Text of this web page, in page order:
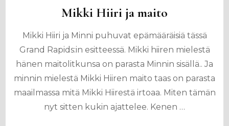
Mikki Hiiri ja maito
Mikki Hiiri ja Minni puhuvat epämääräisiä tässä
Grand Rapids:in esitteessä. Mikki hiiren mielestä
hänen maitolitkunsa on parasta Minnin sisällä.. Ja
minnin mielestä Mikki Hiiren maito taas on parasta
maailmassa mitä Mikki Hiirestä irtoaa. Miten tämän
nyt sitten kukin ajattelee. Kenen …